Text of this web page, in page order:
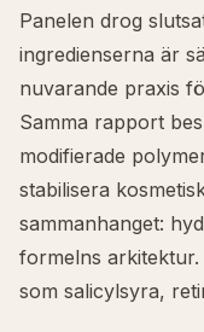
Panelen drog
ingredienserna är
nuvarande praxis
Samma rapport
modifierade
stabilisera
sammanhanget:
formelns
som salicylsyra,